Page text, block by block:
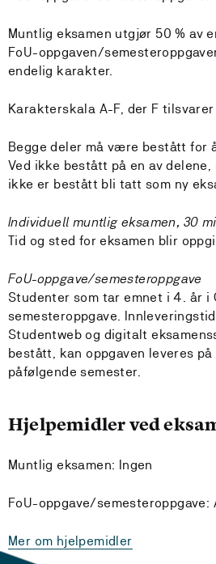
Muntlig eksamen utgjør 50 % av
FoU-oppgaven/
endelig karakter.
Karakterskala A-F, der F
Begge deler må være bestått for
Ved ikke bestått på en av delene,
ikke er bestått bli tatt som ny
Individuell muntlig eksamen, 30
Tid og sted for eksamen blir
FoU-oppgave/semesteroppgave
Studenter som tar emnet i 4. år i
semesteroppgave.
Studentweb og digitalt
bestått, kan oppgaven leveres
påfølgende semester.
Hjelpemidler ved
Muntlig eksamen: Ingen
FoU-oppgave/semesteroppgave:
Mer om hjelpemidler